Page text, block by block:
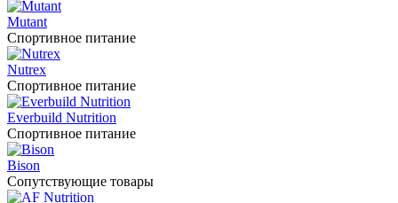
Mutant
Спортивное питание
Nutrex
Спортивное питание
Everbuild Nutrition
Спортивное питание
Bison
Сопутствующие товары